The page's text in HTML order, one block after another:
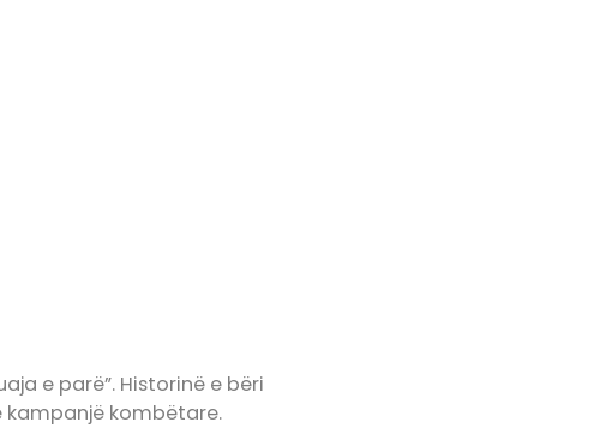
e parë”. Historinë e bëri
kampanjë kombëtare.